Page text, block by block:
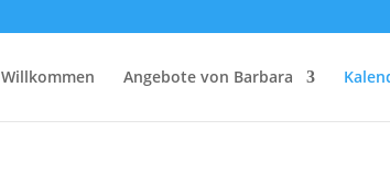
Willkommen Angebote von Barbara